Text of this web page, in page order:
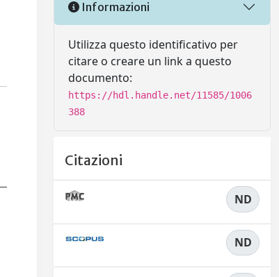
Informazioni
Utilizza questo identificativo per
citare o creare un link a questo
documento:
https://hdl.handle.net/11585/1006
388
Citazioni
ND
ND